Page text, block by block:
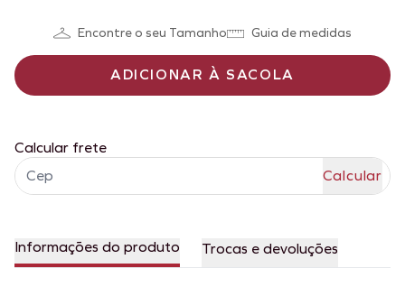
Encontre o seu Tamanho Guia de medidas
ADICIONAR À SACOLA
Calcular frete
Informações do produto Trocas e devoluções